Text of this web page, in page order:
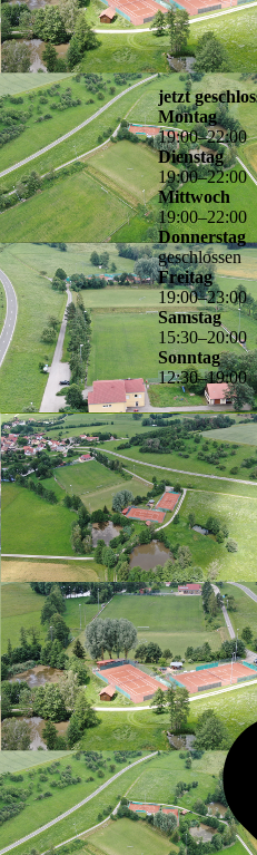
jetzt
Montag
19:00–22:00
Dienstag
19:00–22:00
Mittwoch
19:00–22:00
Donnerstag
geschlossen
Freitag
19:00–23:00
Samstag
15:30–20:00
Sonntag
12:30–19:00